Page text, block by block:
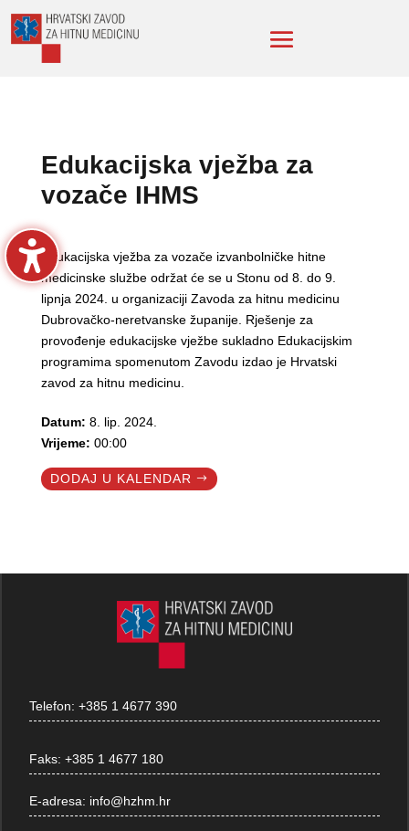
Edukacijska vježba za
vozače IHMS
Edukacijska vježba za vozače izvanbolničke hitne
medicinske službe održat će se u Stonu od 8. do 9.
lipnja 2024. u organizaciji Zavoda za hitnu medicinu
Dubrovačko-neretvanske županije. Rješenje za
provođenje edukacijske vježbe sukladno Edukacijskim
programima spomenutom Zavodu izdao je Hrvatski
zavod za hitnu medicinu.
Datum: 8. lip. 2024.
Vrijeme: 00:00
DODAJ U KALENDAR
Telefon:+385 1 4677 390
Faks:+385 1 4677 180
E-adresa: info@hzhm.hr